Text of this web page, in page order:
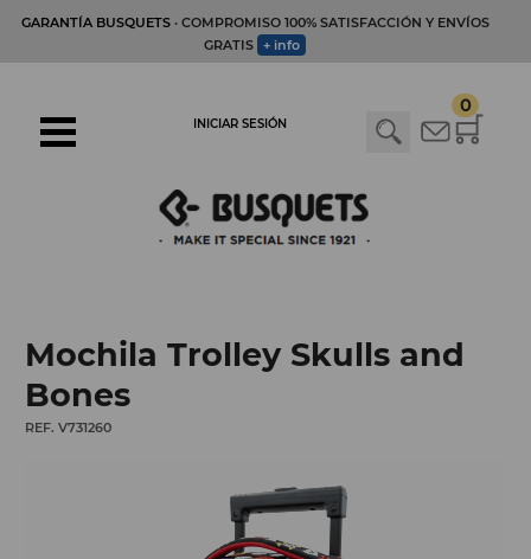
GARANTÍA BUSQUETS· COMPROMISO 100% SATISFACCIÓN Y ENVÍOS
GRATIS + info
0
INICIAR SESIÓN
Mochila Trolley Skulls and
Bones
REF. V731260